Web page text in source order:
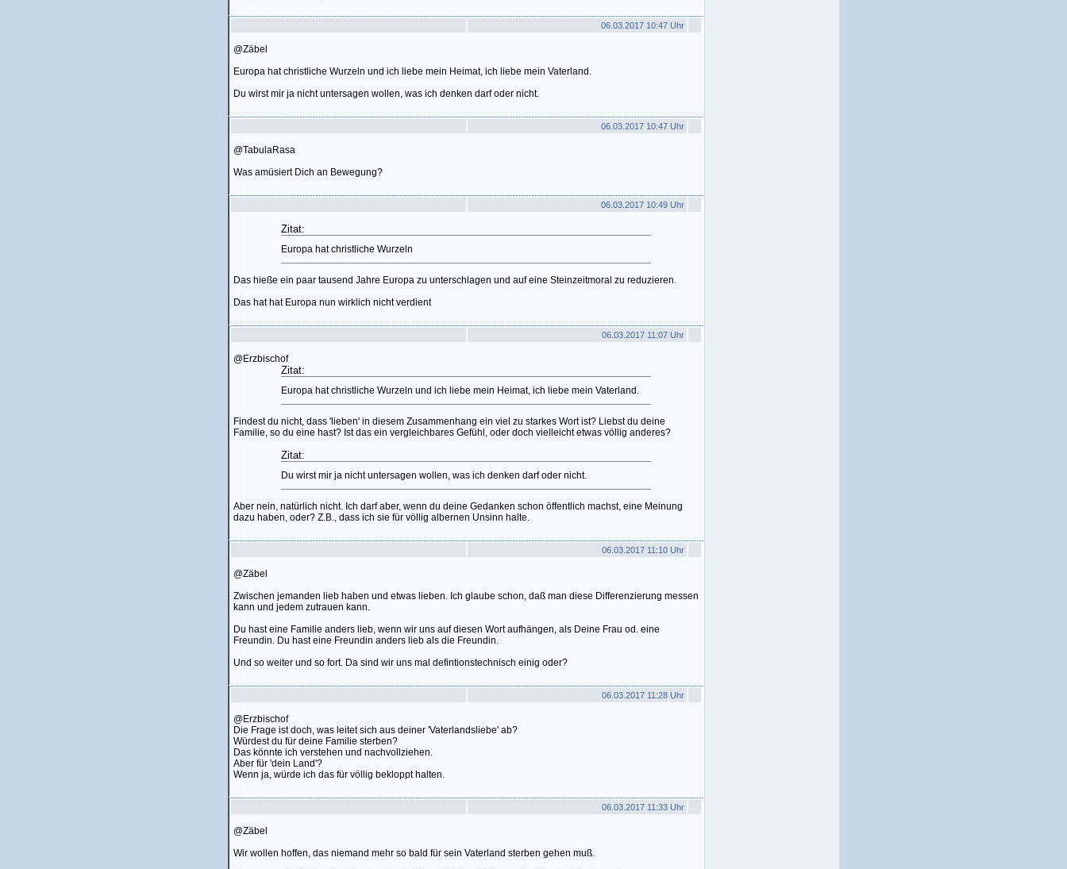
06.03.2017 10:47 Uhr
@Zäbel
Europa hat christliche Wurzeln und ich liebe mein Heimat, ich liebe mein Vaterland.
Du wirst mir ja nicht untersagen wollen, was ich denken darf oder nicht.
06.03.2017 10:47 Uhr
@TabulaRasa
Was amüsiert Dich an Bewegung?
06.03.2017 10:49 Uhr
Zitat:
Europa hat christliche Wurzeln
Das hieße ein paar tausend Jahre Europa zu unterschlagen und auf eine Steinzeitmoral zu reduzieren.
Das hat hat Europa nun wirklich nicht verdient
06.03.2017 11:07 Uhr
@Erzbischof
Zitat:
Europa hat christliche Wurzeln und ich liebe mein Heimat, ich liebe mein Vaterland.
Findest du nicht, dass 'lieben' in diesem Zusammenhang ein viel zu starkes Wort ist? Liebst du deine
Familie, so du eine hast? Ist das ein vergleichbares Gefühl, oder doch vielleicht etwas völlig anderes?
Zitat:
Du wirst mir ja nicht untersagen wollen, was ich denken darf oder nicht.
Aber nein, natürlich nicht. Ich darf aber, wenn du deine Gedanken schon öffentlich machst, eine Meinung
dazu haben, oder? Z.B., dass ich sie für völlig albernen Unsinn halte.
06.03.2017 11:10 Uhr
@Zäbel
Zwischen jemanden lieb haben und etwas lieben. Ich glaube schon, daß man diese Differenzierung messen
kann und jedem zutrauen kann.
Du hast eine Familie anders lieb, wenn wir uns auf diesen Wort aufhängen, als Deine Frau od. eine
Freundin. Du hast eine Freundin anders lieb als die Freundin.
Und so weiter und so fort. Da sind wir uns mal defintionstechnisch einig oder?
06.03.2017 11:28 Uhr
@Erzbischof
Die Frage ist doch, was leitet sich aus deiner 'Vaterlandsliebe' ab?
Würdest du für deine Familie sterben?
Das könnte ich verstehen und nachvollziehen.
Aber für 'dein Land'?
Wenn ja, würde ich das für völlig bekloppt halten.
06.03.2017 11:33 Uhr
@Zäbel
Wir wollen hoffen, das niemand mehr so bald für sein Vaterland sterben gehen muß.